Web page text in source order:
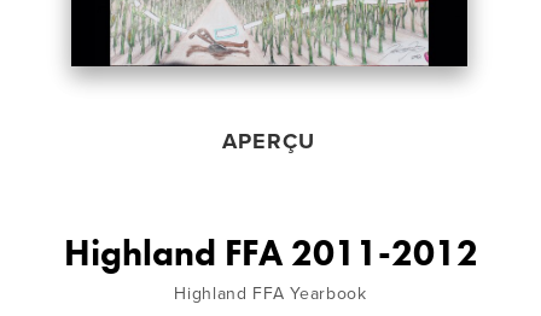
APERÇU
Highland FFA 2011-2012
Highland FFA Yearbook